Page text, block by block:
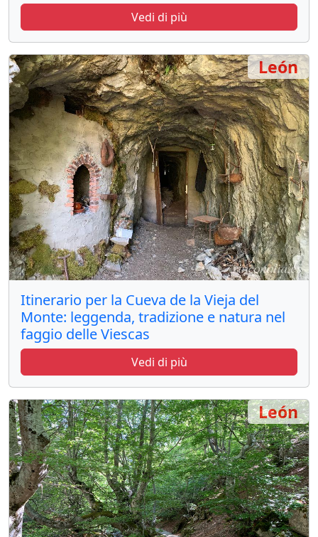
Vedi di più
Itinerario per la Cueva de la Vieja del
Monte: leggenda, tradizione e natura nel
faggio delle Viescas
Vedi di più
León
León